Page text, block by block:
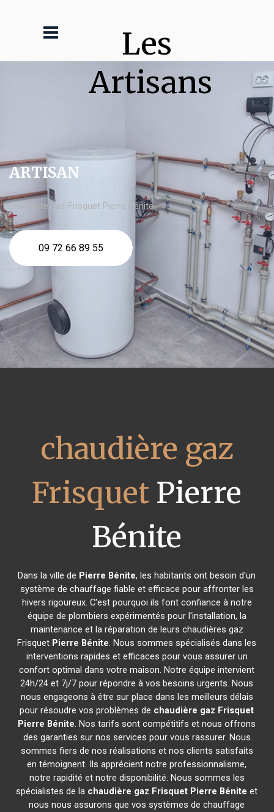
Les
Artisans
ARTISAN
chaudière gaz Frisquet Pierre Bénite
09 72 66 89 55
chaudière gaz
Frisquet Pierre
Bénite
Dans la ville de Pierre Bénite, les habitants ont besoin d'un
système de chauffage fiable et efficace pour affronter les
hivers rigoureux. C'est pourquoi ils font confiance à notre
équipe de plombiers expérimentés pour l'installation, la
maintenance et la réparation de leurs chaudières gaz
Frisquet Pierre Bénite. Nous sommes spécialisés dans les
interventions rapides et efficaces pour vous assurer un
confort optimal dans votre maison. Notre équipe intervient
24h/24 et 7j/7 pour répondre à vos besoins urgents. Nous
nous engageons à être sur place dans les meilleurs délais
pour résoudre vos problèmes de chaudière gaz Frisquet
Pierre Bénite. Nos tarifs sont compétitifs et nous offrons
des garanties sur nos services pour vous rassurer. Nous
sommes fiers de nos réalisations et nos clients satisfaits
en témoignent. Ils apprécient notre professionnalisme,
notre rapidité et notre disponibilité. Nous sommes les
spécialistes de la chaudière gaz Frisquet Pierre Bénite et
nous nous assurons que vos systèmes de chauffage